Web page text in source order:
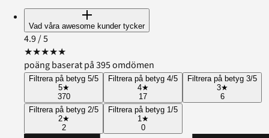
Vad våra awesome kunder tycker
4.9/ 5
★★★★★
poäng baserat på 395 omdömen
Filtrera på betyg 5/5
5★
370
Filtrera på betyg 4/5
4★
17
Filtrera på betyg 3/5
3★
6
Filtrera på betyg 2/5
2★
2
Filtrera på betyg 1/5
1★
0